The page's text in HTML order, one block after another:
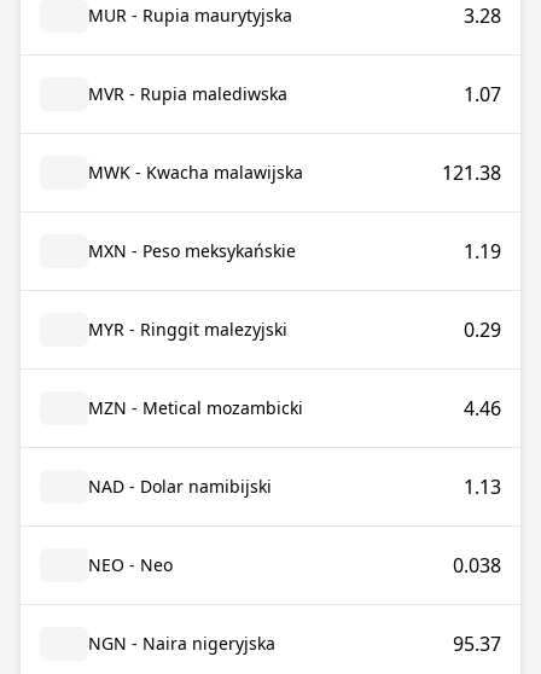
MUR - Rupia maurytyjska 3.28
MVR - Rupia malediwska 1.07
MWK - Kwacha malawijska 121.38
MXN - Peso meksykańskie 1.19
MYR - Ringgit malezyjski 0.29
MZN - Metical mozambicki 4.46
NAD - Dolar namibijski 1.13
NEO - Neo 0.038
NGN - Naira nigeryjska 95.37